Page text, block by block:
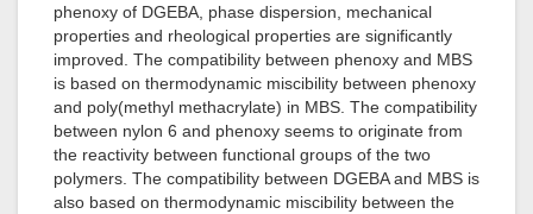
phenoxy of DGEBA, phase dispersion, mechanical
properties and rheological properties are significantly
improved. The compatibility between phenoxy and MBS
is based on thermodynamic miscibility between phenoxy
and poly(methyl methacrylate) in MBS. The compatibility
between nylon 6 and phenoxy seems to originate from
the reactivity between functional groups of the two
polymers. The compatibility between DGEBA and MBS is
also based on thermodynamic miscibility between the